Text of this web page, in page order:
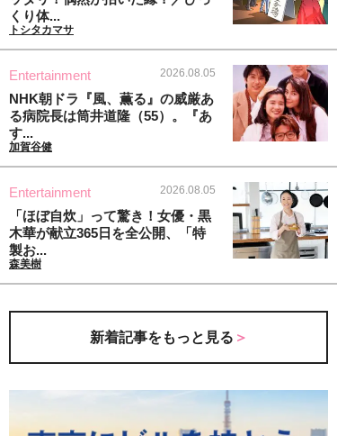
くり体...
トシタカマサ
Entertainment 2026.08.05
NHK朝ドラ『風、薫る』の威厳あ
る病院長は筒井道隆（55）。『あ
す...
加賀谷健
Entertainment 2026.08.05
「ほぼ自炊」って驚き！女優・黒
木華が献立365日を全公開、「特
製お...
森美樹
新着記事をもっと見る